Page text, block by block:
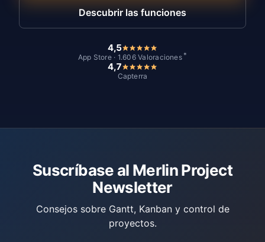
Descubrir las funciones
4,5
App Store · 1.606 Valoraciones *
4,7
Capterra
Suscríbase al Merlin Project
Newsletter
Consejos sobre Gantt, Kanban y control de
proyectos.